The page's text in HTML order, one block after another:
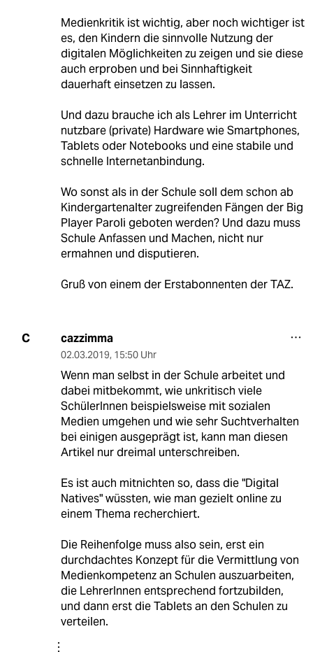
Medienkritik ist wichtig, aber noch wichtiger ist
es, den Kindern die sinnvolle Nutzung der
digitalen Möglichkeiten zu zeigen und sie diese
auch erproben und bei Sinnhaftigkeit
dauerhaft einsetzen zu lassen.
Und dazu brauche ich als Lehrer im Unterricht
nutzbare (private) Hardware wie Smartphones,
Tablets oder Notebooks und eine stabile und
schnelle Internetanbindung.
Wo sonst als in der Schule soll dem schon ab
Kindergartenalter zugreifenden Fängen der Big
Player Paroli geboten werden? Und dazu muss
Schule Anfassen und Machen, nicht nur
ermahnen und disputieren.
Gruß von einem der Erstabonnenten der TAZ.
C cazzimma
02.03.2019, 15:50 Uhr
Wenn man selbst in der Schule arbeitet und
dabei mitbekommt, wie unkritisch viele
SchülerInnen beispielsweise mit sozialen
Medien umgehen und wie sehr Suchtverhalten
bei einigen ausgeprägt ist, kann man diesen
Artikel nur dreimal unterschreiben.
Es ist auch mitnichten so, dass die "Digital
Natives" wüssten, wie man gezielt online zu
einem Thema recherchiert.
Die Reihenfolge muss also sein, erst ein
durchdachtes Konzept für die Vermittlung von
Medienkompetenz an Schulen auszuarbeiten,
die LehrerInnen entsprechend fortzubilden,
und dann erst die Tablets an den Schulen zu
verteilen.